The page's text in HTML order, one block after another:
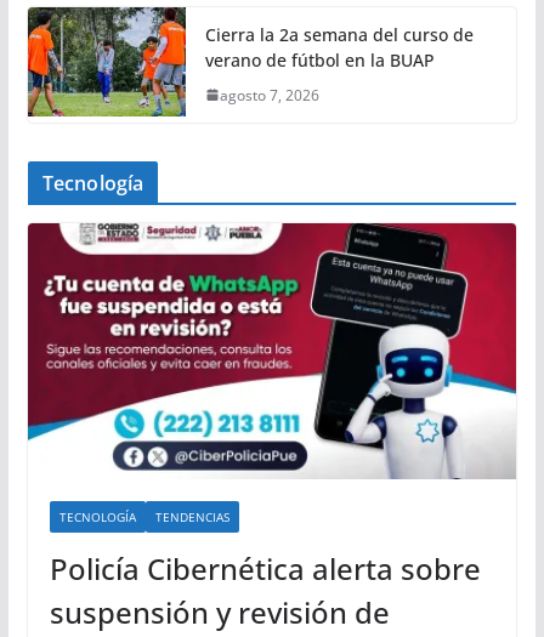
Cierra la 2a semana del curso de
verano de fútbol en la BUAP
agosto 7, 2026
Tecnología
TECNOLOGÍA TENDENCIAS
Policía Cibernética alerta sobre
suspensión y revisión de